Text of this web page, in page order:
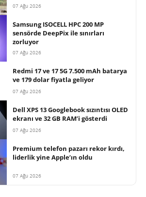
07 Ağu 2026
Samsung ISOCELL HPC 200 MP
sensörde DeepPix ile sınırları
zorluyor
07 Ağu 2026
Redmi 17 ve 17 5G 7.500 mAh batarya
ve 179 dolar fiyatla geliyor
07 Ağu 2026
Dell XPS 13 Googlebook sızıntısı OLED
ekranı ve 32 GB RAM’i gösterdi
07 Ağu 2026
Premium telefon pazarı rekor kırdı,
liderlik yine Apple’ın oldu
07 Ağu 2026